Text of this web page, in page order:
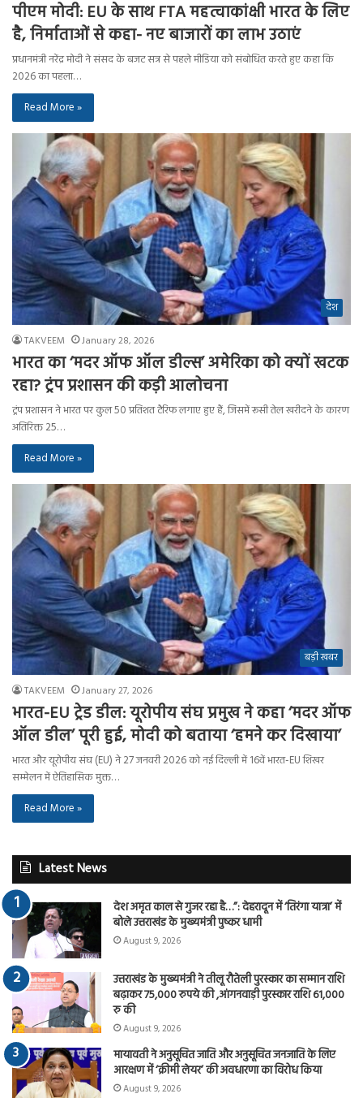
पीएम मोदी: EU के साथ FTA महत्वाकांक्षी भारत के लिए
है, निर्माताओं से कहा- नए बाजारों का लाभ उठाएं
प्रधानमंत्री नरेंद्र मोदी ने संसद के बजट सत्र से पहले मीडिया को संबोधित करते हुए कहा कि
2026 का पहला…
Read More »
देश
TAKVEEM January 28, 2026
भारत का ‘मदर ऑफ ऑल डील्स’ अमेरिका को क्यों खटक
रहा? ट्रंप प्रशासन की कड़ी आलोचना
ट्रंप प्रशासन ने भारत पर कुल 50 प्रतिशत टैरिफ लगाए हुए हैं, जिसमें रूसी तेल खरीदने के कारण
अतिरिक्त 25…
Read More »
बड़ी खबर
TAKVEEM January 27, 2026
भारत-EU ट्रेड डील: यूरोपीय संघ प्रमुख ने कहा ‘मदर ऑफ
ऑल डील’ पूरी हुई, मोदी को बताया ‘हमने कर दिखाया’
भारत और यूरोपीय संघ (EU) ने 27 जनवरी 2026 को नई दिल्ली में 16वें भारत-EU शिखर
सम्मेलन में ऐतिहासिक मुक्त…
Read More »
Latest News
देश अमृत काल से गुजर रहा है…”: देहरादून में ‘तिरंगा यात्रा’ में
बोले उत्तराखंड के मुख्यमंत्री पुष्कर धामी
August 9, 2026
उत्तराखंड के मुख्यमंत्री ने तीलू रौतेली पुरस्कार का सम्मान राशि
बढ़ाकर 75,000 रुपये की ,आंगनवाड़ी पुरस्कार राशि 61,000
रु की
August 9, 2026
मायावती ने अनुसूचित जाति और अनुसूचित जनजाति के लिए
आरक्षण में ‘क्रीमी लेयर’ की अवधारणा का विरोध किया
August 9, 2026